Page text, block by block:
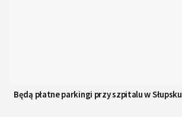
Będą płatne parkingi przy szpitalu w Słupsku